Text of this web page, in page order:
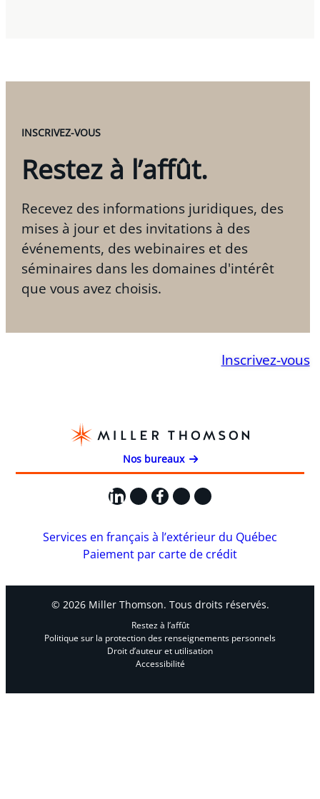
INSCRIVEZ-VOUS
Restez à l’affût.
Recevez des informations juridiques, des
mises à jour et des invitations à des
événements, des webinaires et des
séminaires dans les domaines d'intérêt
que vous avez choisis.
Inscrivez-vous
Nos bureaux
LinkedIn
X Facebook
Instagram
YouTube
Services en français à l’extérieur du Québec
Paiement par carte de crédit
© 2026 Miller Thomson. Tous droits réservés.
Restez à l’affût
Politique sur la protection des renseignements personnels
Droit d’auteur et utilisation
Accessibilité